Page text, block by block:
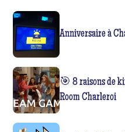
Anniversaire à
🎯 8 raisons de
Room Charleroi